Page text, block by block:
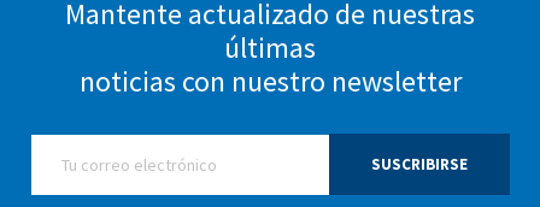
Mantente actualizado de nuestras
últimas
noticias con nuestro newsletter
SUSCRIBIRSE